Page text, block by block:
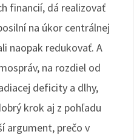
financií, dá realizovať
na úkor centrálnej
naopak redukovať. A
na rozdiel od
deficity a dlhy,
krok aj z pohľadu
argument, prečo v